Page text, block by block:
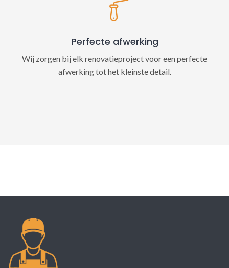
Perfecte afwerking
Wij zorgen bij elk renovatieproject voor een perfecte
afwerking tot het kleinste detail.